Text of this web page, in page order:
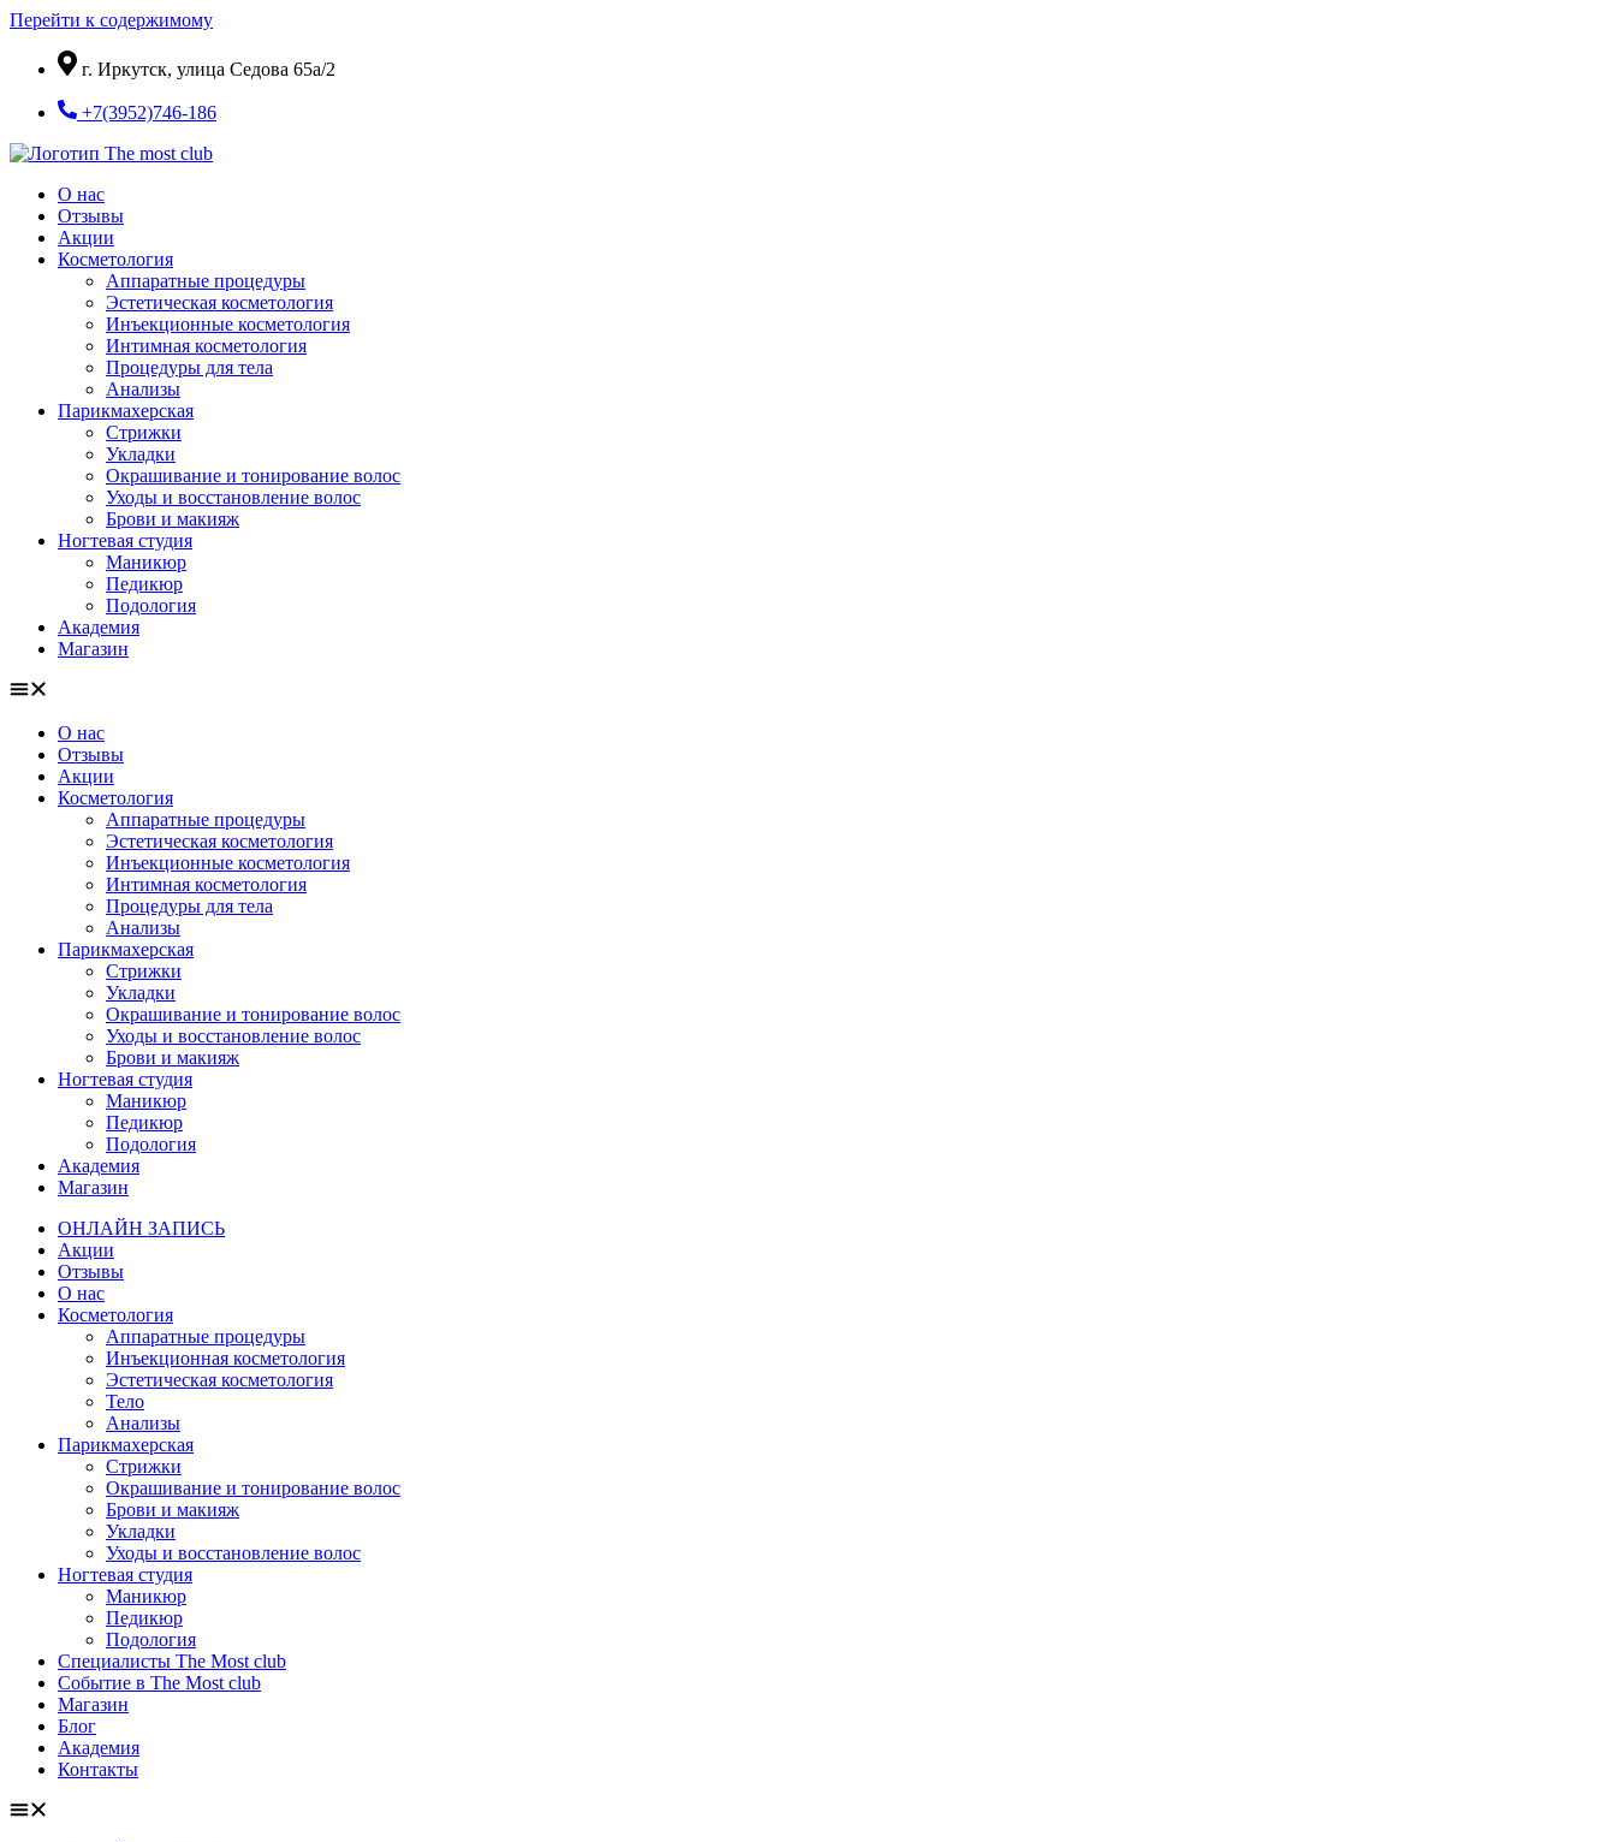
Перейти к содержимому
г. Иркутск, улица Седова 65а/2
+7(3952)746-186
О нас
Отзывы
Акции
Косметология
Аппаратные процедуры
Эстетическая косметология
Инъекционные косметология
Интимная косметология
Процедуры для тела
Анализы
Парикмахерская
Стрижки
Укладки
Окрашивание и тонирование волос
Уходы и восстановление волос
Брови и макияж
Ногтевая студия
Маникюр
Педикюр
Подология
Академия
Магазин
О нас
Отзывы
Акции
Косметология
Аппаратные процедуры
Эстетическая косметология
Инъекционные косметология
Интимная косметология
Процедуры для тела
Анализы
Парикмахерская
Стрижки
Укладки
Окрашивание и тонирование волос
Уходы и восстановление волос
Брови и макияж
Ногтевая студия
Маникюр
Педикюр
Подология
Академия
Магазин
ОНЛАЙН ЗАПИСЬ
Акции
Отзывы
О нас
Косметология
Аппаратные процедуры
Инъекционная косметология
Эстетическая косметология
Тело
Анализы
Парикмахерская
Стрижки
Окрашивание и тонирование волос
Брови и макияж
Укладки
Уходы и восстановление волос
Ногтевая студия
Маникюр
Педикюр
Подология
Специалисты The Most club
Событие в The Most club
Магазин
Блог
Академия
Контакты